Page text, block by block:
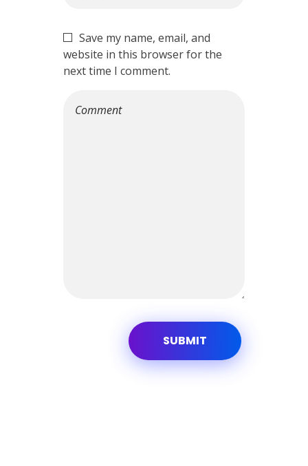
Save my name, email, and
website in this browser for the
next time I comment.